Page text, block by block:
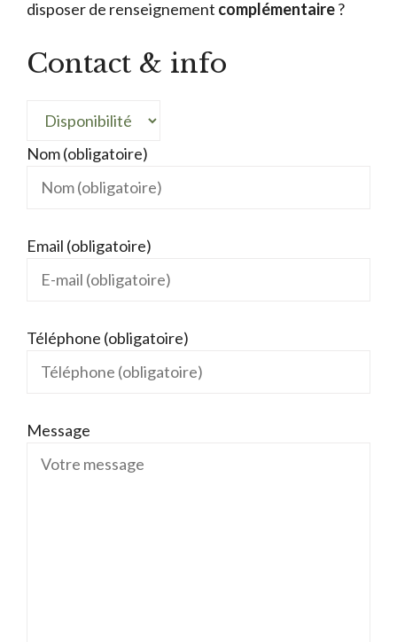
disposer de renseignement complémentaire?
Contact & info
Nom (obligatoire)
Email (obligatoire)
Téléphone (obligatoire)
Message